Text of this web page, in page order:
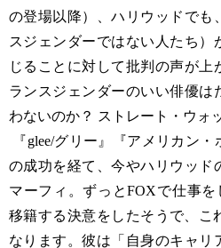
の登場以降）、ハリウッドでも
スジェンダーではない人たち）
じることに対して批判の声が上
ランスジェンダーのいい俳優は
わないのか？ ストレート・ウォ
『glee/グリー』『アメリカン
の成功を経て、今やハリウッド
マーフィ。ずっとFOXで仕事
移籍する決意をしたそうで、こ
なります。彼は「自身のキャリ